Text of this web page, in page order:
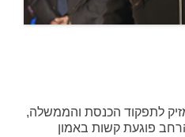
לתפקוד הכנסת והממשלה,
פוגעת קשות באמון